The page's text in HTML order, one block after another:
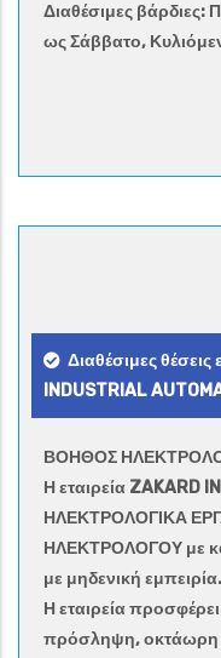
Διαθέσιμες
ως Σάββατο,
Διαθέσιμες
INDUSTRIAL
ΒΟΗΘΟΣ
Η εταιρεία ZAKARD
ΗΛΕΚΤΡΟΛΟΓΙΚΑ
ΗΛΕΚΤΡΟΛΟΓΟΥ με
με μηδενική εμπειρία.
Η εταιρεία
πρόσληψη, οκτάωρη